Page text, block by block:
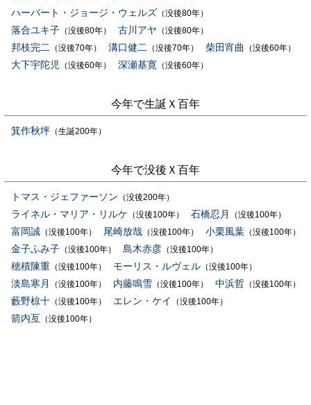
ハーバート・ジョージ・ウェルズ （没後80年）
落合ユキ子 （没後80年） 古川アヤ （没後80年）
邦枝完二 （没後70年） 溝口健二 （没後70年） 柴田宵曲 （没後60年）
大下宇陀児 （没後60年） 深瀬基寛 （没後60年）
今年で生誕Ｘ百年
箕作秋坪 （生誕200年）
今年で没後Ｘ百年
トマス・ジェファーソン （没後200年）
ライネル・マリア・リルケ （没後100年） 石橋忍月 （没後100年）
富岡誠 （没後100年） 尾崎放哉 （没後100年） 小栗風葉 （没後100年）
金子ふみ子 （没後100年） 島木赤彦 （没後100年）
穂積陳重 （没後100年） モーリス・ルヴェル （没後100年）
淡島寒月 （没後100年） 内藤鳴雪 （没後100年） 中浜哲 （没後100年）
藪野椋十 （没後100年） エレン・ケイ （没後100年）
箭内亙 （没後100年）